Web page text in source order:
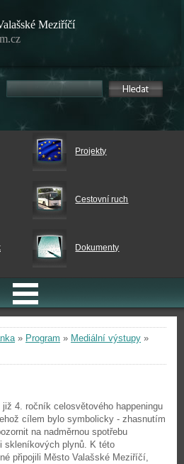
Meziříčí
Projekty
Cestovní ruch
Dokumenty
» Program » Mediální výstupy »
4. ročník celosvětového happeningu
cílem bylo symbolicky - zhasnutím
na nadměrnou spotřebu
skleníkových plynů. K této
připojili Město Valašské Meziříčí,